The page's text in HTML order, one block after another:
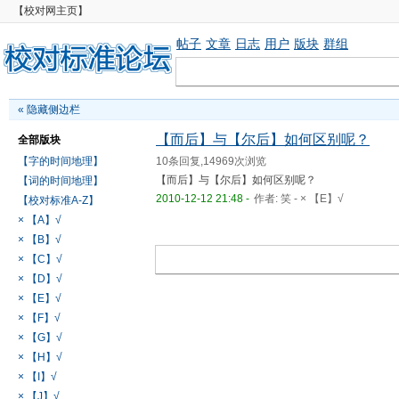
【校对网主页】
帖子 文章 日志 用户 版块 群组
« 隐藏侧边栏
全部版块
【字的时间地理】
【词的时间地理】
【校对标准A-Z】
× 【A】√
× 【B】√
× 【C】√
× 【D】√
× 【E】√
× 【F】√
× 【G】√
× 【H】√
× 【I】√
× 【J】√
【而后】与【尔后】如何区别呢？
10条回复,14969次浏览
【而后】与【尔后】如何区别呢？
2010-12-12 21:48 - 作者: 笑 - × 【E】√